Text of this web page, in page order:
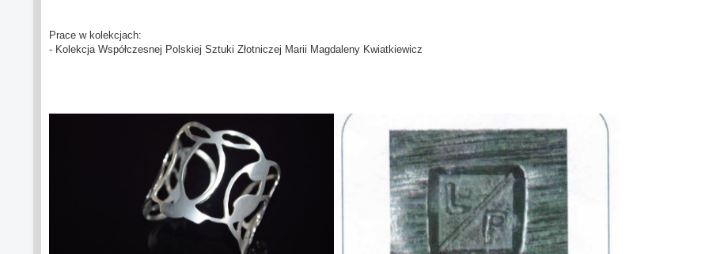
Prace w kolekcjach:
- Kolekcja Współczesnej Polskiej Sztuki Złotniczej Marii Magdaleny Kwiatkiewicz